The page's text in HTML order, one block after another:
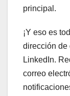
principal.
¡Y eso es
dirección de
LinkedIn.
correo